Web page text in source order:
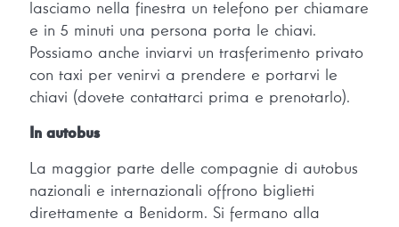
lasciamo nella finestra un telefono per chiamare
e in 5 minuti una persona porta le chiavi.
Possiamo anche inviarvi un trasferimento privato
con taxi per venirvi a prendere e portarvi le
chiavi (dovete contattarci prima e prenotarlo).
In autobus
La maggior parte delle compagnie di autobus
nazionali e internazionali offrono biglietti
direttamente a Benidorm. Si fermano alla